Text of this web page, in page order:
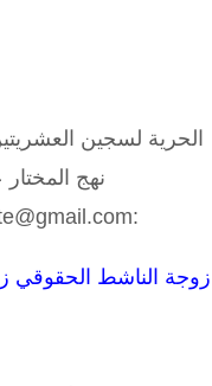
الحرية لسجين
:liberte.equite@gmail.com تونس في 04 ذو القعدة 1430 الموافق ل 23 أكتوبر 2009
زوجة الناشط الحقوقي